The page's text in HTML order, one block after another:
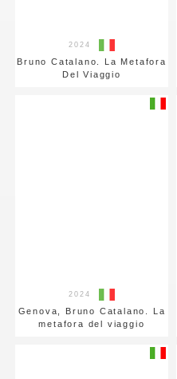
2024
Bruno Catalano. La Metafora
Del Viaggio
2024
Genova, Bruno Catalano. La
metafora del viaggio